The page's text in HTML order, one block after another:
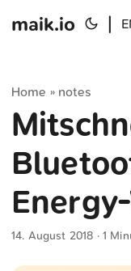
maik.io
Home » notes
14. August 2018 · 1